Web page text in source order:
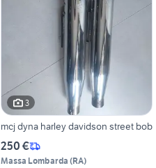
3
mcj dyna harley davidson street bob
250 €
Massa Lombarda (RA)